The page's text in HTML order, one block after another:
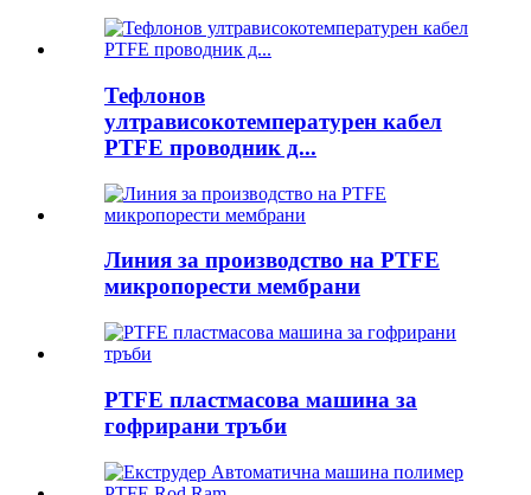
Тефлонов
ултрависокотемпературен кабел
PTFE проводник д...
Линия за производство на PTFE
микропорести мембрани
PTFE пластмасова машина за
гофрирани тръби